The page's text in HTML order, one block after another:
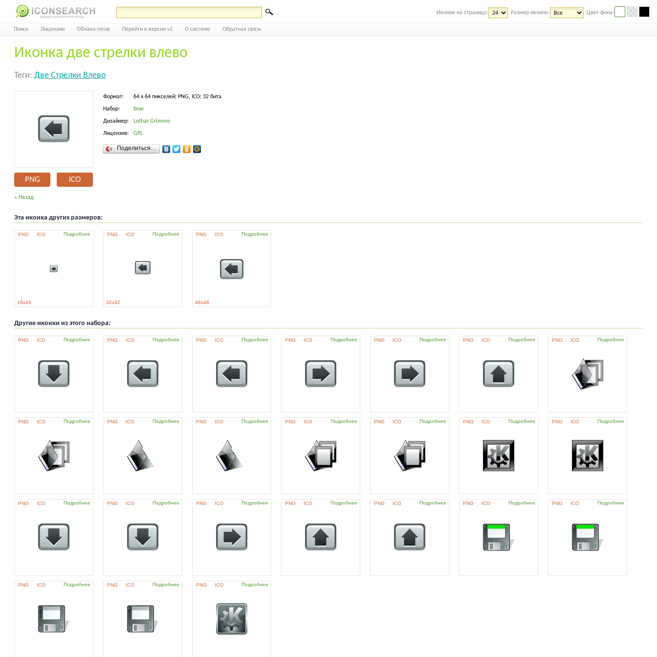
Иконок на страницу: Размер иконок: Цвет фона:
Поиск Лицензии Облако тегов Перейти к версии v2 О системе Обратная связь
Иконка две стрелки влево
Теги: Две Стрелки Влево
PNG ICO
Формат: 64 x 64 пикселей; PNG, ICO; 32 бита
Набор: bnw
Дизайнер: Lothar Grimme
Лицензия: GPL
Поделиться…
« Назад
Эта иконка других размеров:
PNG ICO Подробнее
16x16
PNG ICO Подробнее
32x32
PNG ICO Подробнее
48x48
Другие иконки из этого набора:
PNG ICO Подробнее PNG ICO Подробнее PNG ICO Подробнее PNG ICO Подробнее PNG ICO Подробнее PNG ICO Подробнее PNG ICO Подробнее
PNG ICO Подробнее PNG ICO Подробнее PNG ICO Подробнее PNG ICO Подробнее PNG ICO Подробнее PNG ICO Подробнее PNG ICO Подробнее
PNG ICO Подробнее PNG ICO Подробнее PNG ICO Подробнее PNG ICO Подробнее PNG ICO Подробнее PNG ICO Подробнее PNG ICO Подробнее
PNG ICO Подробнее PNG ICO Подробнее PNG ICO Подробнее